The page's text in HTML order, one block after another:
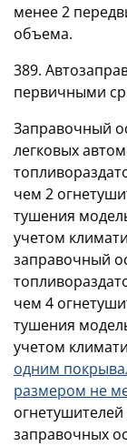
менее 2
объема.
389.
первичными
Заправочный
легковых
чем 2
тушения
учетом
заправочный
чем 4
тушения
учетом
одним
размером не
заправочных